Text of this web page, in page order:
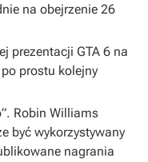
na obejrzenie 26
prezentacji GTA 6 na
prostu kolejny
Robin Williams
być wykorzystywany
nagrania